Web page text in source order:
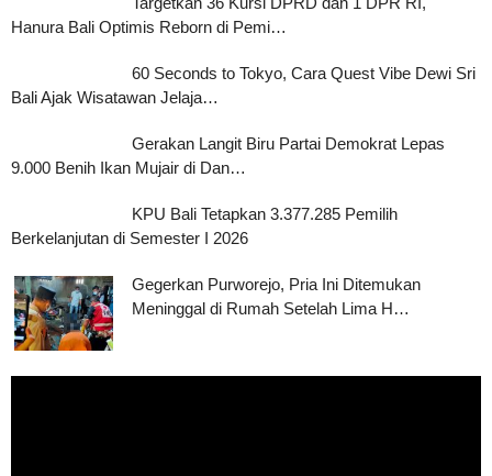
Hanura Bali Optimis Reborn di Pemi…
60 Seconds to Tokyo, Cara Quest Vibe Dewi Sri
Bali Ajak Wisatawan Jelaja…
Gerakan Langit Biru Partai Demokrat Lepas
9.000 Benih Ikan Mujair di Dan…
KPU Bali Tetapkan 3.377.285 Pemilih
Berkelanjutan di Semester I 2026
Gegerkan Purworejo, Pria Ini Ditemukan
Meninggal di Rumah Setelah Lima H…